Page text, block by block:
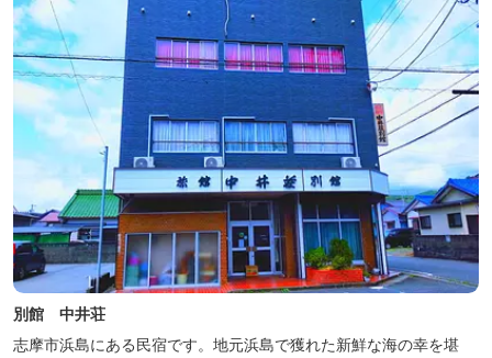
別館 中井荘
志摩市浜島にある民宿です。地元浜島で獲れた新鮮な海の幸を堪